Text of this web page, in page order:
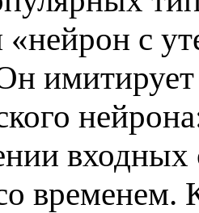
«нейрон с
входных
временем.